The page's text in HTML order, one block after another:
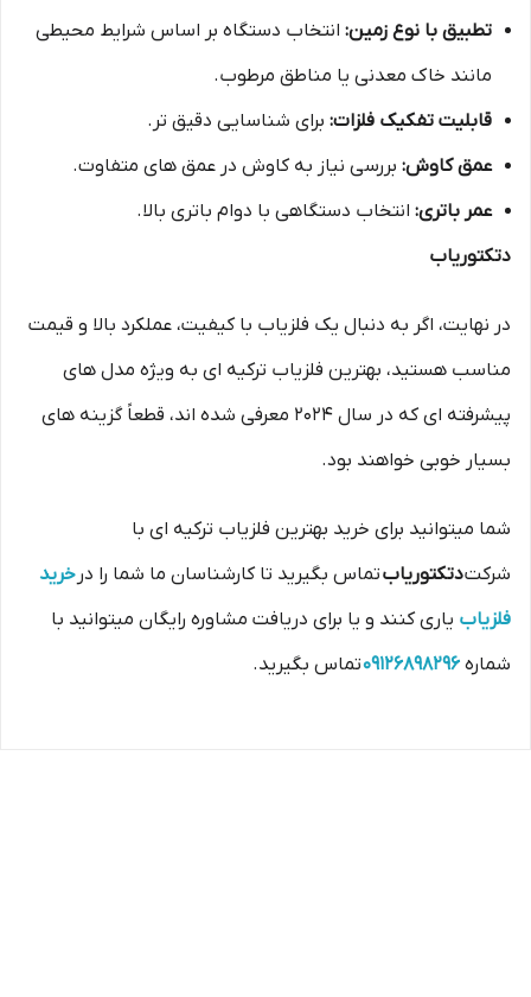
تطبیق با نوع زمین: انتخاب دستگاه بر اساس شرایط محیطی
مانند خاک معدنی یا مناطق مرطوب.
قابلیت تفکیک فلزات: برای شناسایی دقیق تر.
عمق کاوش: بررسی نیاز به کاوش در عمق های متفاوت.
عمر باتری: انتخاب دستگاهی با دوام باتری بالا.
دتکتوریاب
در نهایت، اگر به دنبال یک فلزیاب با کیفیت، عملکرد بالا و قیمت
مناسب هستید، بهترین فلزیاب ترکیه ای به ویژه مدل های
پیشرفته ای که در سال 2024 معرفی شده اند، قطعاً گزینه های
بسیار خوبی خواهند بود.
شما میتوانید برای خرید بهترین فلزیاب ترکیه ای با
شرکتدتکتوریابتماس بگیرید تا کارشناسان ما شما را در خرید
فلزیاب یاری کنند و یا برای دریافت مشاوره رایگان میتوانید با
شماره 09126898296تماس بگیرید.